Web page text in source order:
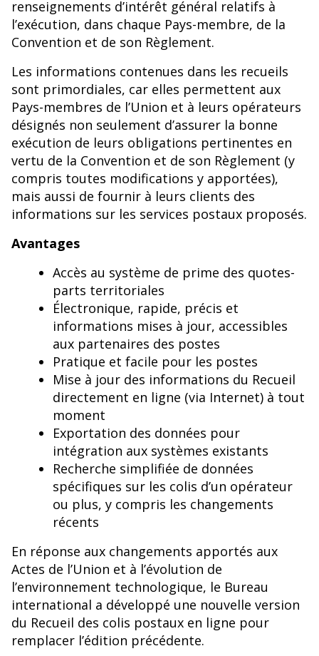
renseignements d’intérêt général relatifs à
l’exécution, dans chaque Pays-membre, de la
Convention et de son Règlement.
Les informations contenues dans les recueils
sont primordiales, car elles permettent aux
Pays-membres de l’Union et à leurs opérateurs
désignés non seulement d’assurer la bonne
exécution de leurs obligations pertinentes en
vertu de la Convention et de son Règlement (y
compris toutes modifications y apportées),
mais aussi de fournir à leurs clients des
informations sur les services postaux proposés.
Avantages
Accès au système de prime des quotes-
parts territoriales
Électronique, rapide, précis et
informations mises à jour, accessibles
aux partenaires des postes
Pratique et facile pour les postes
Mise à jour des informations du Recueil
directement en ligne (via Internet) à tout
moment
Exportation des données pour
intégration aux systèmes existants
Recherche simplifiée de données
spécifiques sur les colis d’un opérateur
ou plus, y compris les changements
récents
En réponse aux changements apportés aux
Actes de l’Union et à l’évolution de
l’environnement technologique, le Bureau
international a développé une nouvelle version
du Recueil des colis postaux en ligne pour
remplacer l’édition précédente.